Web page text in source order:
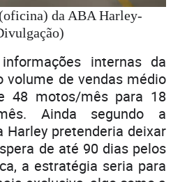
da ABA Harley-
internas da
volume de vendas médio
48 motos/mês para 18
Ainda segundo a
Harley pretenderia deixar
de até 90 dias pelos
a estratégia seria para